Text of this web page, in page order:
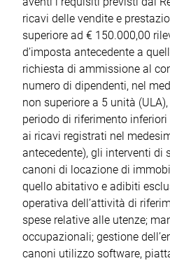
ricavi delle vendite e
superiore ad € 150.000,00
d’imposta antecedente a
richiesta di ammissione al
numero di dipendenti, nel
non superiore a 5 unità
periodo di riferimento
ai ricavi registrati nel
antecedente), gli interventi di
canoni di locazione di
quello abitativo e adibiti
operativa dell’attività di
spese relative alle utenze;
occupazionali; gestione
canoni utilizzo software,